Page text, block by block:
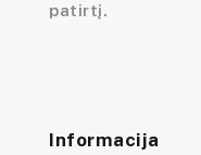
patirtį.
Informacija